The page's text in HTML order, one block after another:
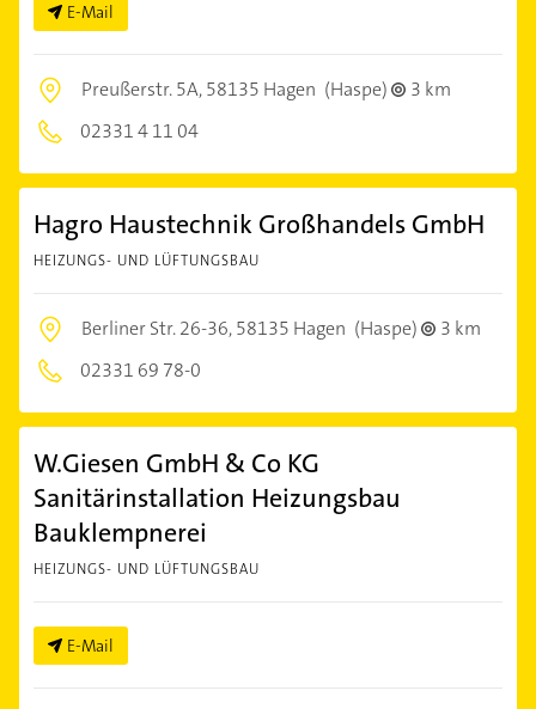
E-Mail
Preußerstr. 5A,58135 Hagen (Haspe)
3 km
02331 4 11 04
Hagro Haustechnik Großhandels GmbH
HEIZUNGS- UND LÜFTUNGSBAU
Berliner Str. 26-36,58135 Hagen (Haspe)
3 km
02331 69 78-0
W.Giesen GmbH & Co KG
Sanitärinstallation Heizungsbau
Bauklempnerei
HEIZUNGS- UND LÜFTUNGSBAU
E-Mail